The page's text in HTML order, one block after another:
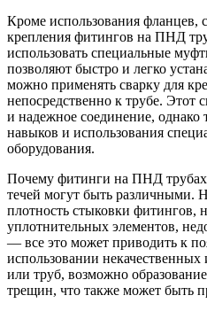
Кроме использования фланцев,
крепления фитингов на ПНД
использовать специальные
позволяют быстро и легко
можно применять сварку для
непосредственно к трубе. Этот
и надежное соединение, однако
навыков и использования
оборудования.
Почему фитинги на ПНД
течей могут быть различными.
плотность стыковки фитингов,
уплотнительных элементов,
— все это может приводить к
использовании
или труб, возможно
трещин, что также может быть